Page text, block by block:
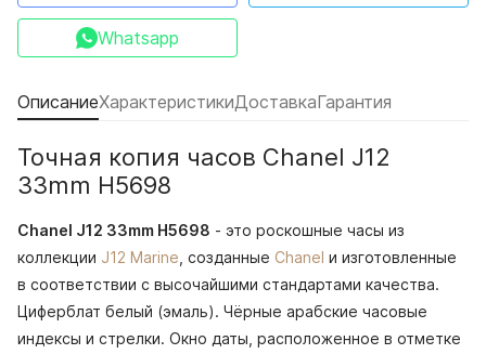
Whatsapp
ОписаниеХарактеристикиДоставкаГарантия
Точная копия часов Chanel J12
33mm H5698
Chanel J12 33mm H5698 - это роскошные часы из
коллекции J12 Marine , созданные Chanel и изготовленные
в соответствии с высочайшими стандартами качества.
Циферблат белый (эмаль). Чёрные арабские часовые
индексы и стрелки. Окно даты, расположенное в отметке